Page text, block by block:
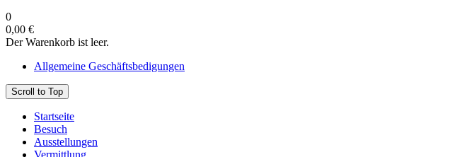
0
0,00 €
Der Warenkorb ist leer.
Allgemeine Geschäftsbedigungen
Scroll to Top
Startseite
Besuch
Ausstellungen
Vermittlung